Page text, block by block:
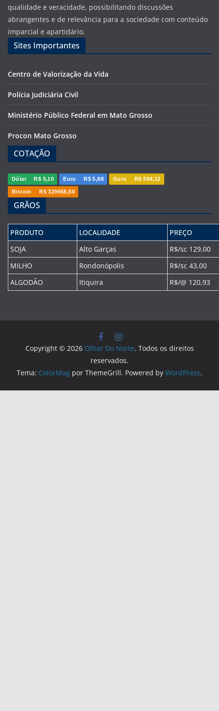
qualidade e veracidade, possibilitando discussões
abrangentes e de relevância para a sociedade com conteúdo
imparcial e apartidário.
Sites Importantes
Centro de Valorização da Vida
Polícia Judiciária Civil
Ministério Público Federal em Mato Grosso
Procon Mato Grosso
COTAÇÃO
Dólar R$ 5,10 Euro R$ 5,88 Ouro R$ 694,12
Bitcoin R$ 329658,50
GRÃOS
PRODUTO LOCALIDADE
PREÇO
SOJA
Alto Garças
R$/sc 129,00
MILHO
Rondonópolis
R$/sc 43,00
ALGODÃO
Itiquira R$/@ 120,93
Copyright © 2026 Olhar Do Norte. Todos os direitos
reservados.
Tema: ColorMag por ThemeGrill. Powered by WordPress.